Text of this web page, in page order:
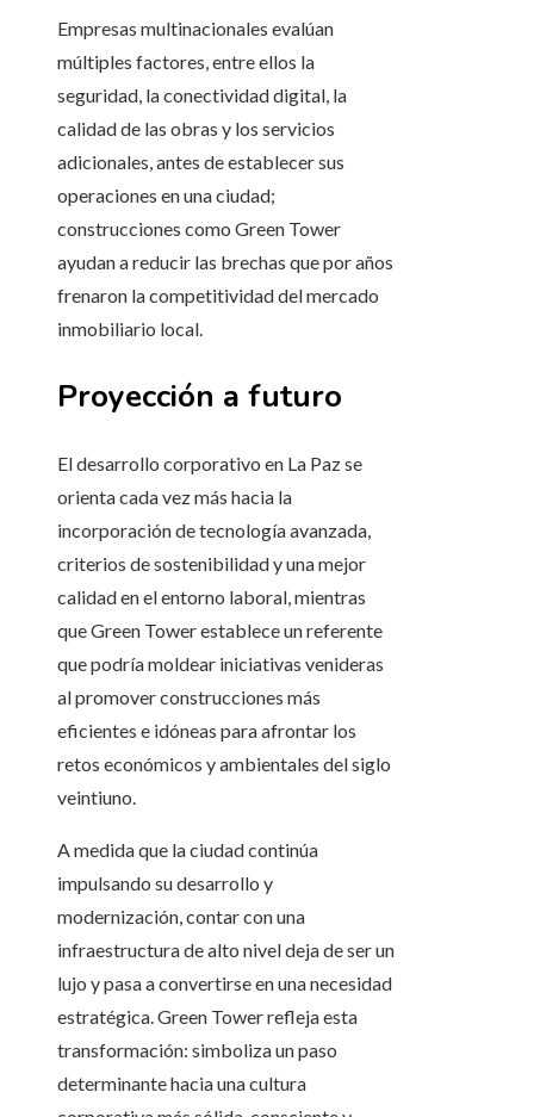
Empresas multinacionales evalúan
múltiples factores, entre ellos la
seguridad, la conectividad digital, la
calidad de las obras y los servicios
adicionales, antes de establecer sus
operaciones en una ciudad;
construcciones como Green Tower
ayudan a reducir las brechas que por años
frenaron la competitividad del mercado
inmobiliario local.
Proyección a futuro
El desarrollo corporativo en La Paz se
orienta cada vez más hacia la
incorporación de tecnología avanzada,
criterios de sostenibilidad y una mejor
calidad en el entorno laboral, mientras
que Green Tower establece un referente
que podría moldear iniciativas venideras
al promover construcciones más
eficientes e idóneas para afrontar los
retos económicos y ambientales del siglo
veintiuno.
A medida que la ciudad continúa
impulsando su desarrollo y
modernización, contar con una
infraestructura de alto nivel deja de ser un
lujo y pasa a convertirse en una necesidad
estratégica. Green Tower refleja esta
transformación: simboliza un paso
determinante hacia una cultura